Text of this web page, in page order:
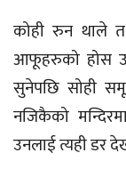
कोही रुन थाले
आफूहरुको होस
सुनेपछि सोही
नजिकैको
उनलाई त्यही डर